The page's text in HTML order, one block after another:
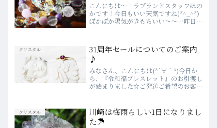
こんにちは～！ラブランドスタッフほの
かです！今日もいい天気ですね(*^_^*)
ぽかぽか陽気がきもちいい～～一昨日作
紹介させていただきます～愛に満ちる福
ブレス ￥2740...
クリスタル
31周年セールについてのご案内
♪
みなさん、こんにちは(*´∀｀*)今日か
ら、『令和福ブレスレット』のお引渡し
が始まりました☆ご発送ご希望のお客様
ファメーションのセット(^^♪ちなみ
に、こちらはわたくし...
クリスタル
川崎は梅雨らしい1日になりまし
た☂